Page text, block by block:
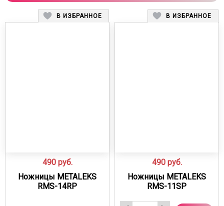
В ИЗБРАННОЕ
490 руб.
Ножницы METALEKS
RMS-14RP
В ИЗБРАННОЕ
490 руб.
Ножницы METALEKS
RMS-11SP